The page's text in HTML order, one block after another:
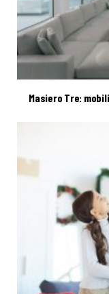
Masiero Tre: